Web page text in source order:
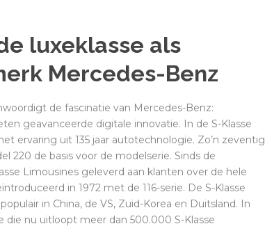
luxeklasse als
Mercedes-Benz
de fascinatie van Mercedes-Benz:
geavanceerde digitale innovatie. In de S-Klasse
ervaring uit 135 jaar autotechnologie. Zo’n zeventig
220 de basis voor de modelserie. Sinds de
Limousines geleverd aan klanten over de hele
in 1972 met de 116-serie. De S-Klasse
in China, de VS, Zuid-Korea en Duitsland. In
nu uitloopt meer dan 500.000 S-Klasse